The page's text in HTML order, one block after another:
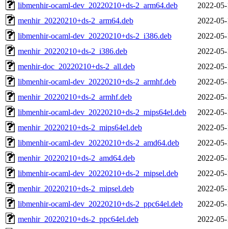
libmenhir-ocaml-dev_20220210+ds-2_arm64.deb
2022-
menhir_20220210+ds-2_arm64.deb
2022-
libmenhir-ocaml-dev_20220210+ds-2_i386.deb
2022-
menhir_20220210+ds-2_i386.deb
2022-
menhir-doc_20220210+ds-2_all.deb
2022-
libmenhir-ocaml-dev_20220210+ds-2_armhf.deb
2022-
menhir_20220210+ds-2_armhf.deb
2022-
libmenhir-ocaml-dev_20220210+ds-2_mips64el.deb
2022-
menhir_20220210+ds-2_mips64el.deb
2022-
libmenhir-ocaml-dev_20220210+ds-2_amd64.deb
2022-
menhir_20220210+ds-2_amd64.deb
2022-
libmenhir-ocaml-dev_20220210+ds-2_mipsel.deb
2022-
menhir_20220210+ds-2_mipsel.deb
2022-
libmenhir-ocaml-dev_20220210+ds-2_ppc64el.deb
2022-
menhir_20220210+ds-2_ppc64el.deb
2022-